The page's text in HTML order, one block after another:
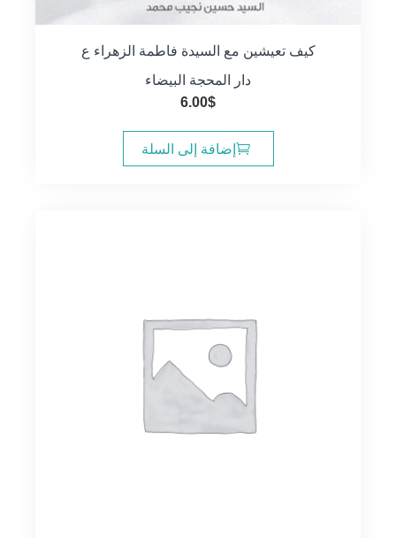
كيف تعيشين مع السيدة فاطمة الزهراء ع
دار المحجة البيضاء
6.00$
إضافة إلى السلة